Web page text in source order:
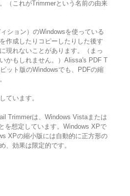
（これがTrimmerという名前の由来
ション）のWindowsを使っている
作成したりコピーしたりした後す
現れないことがあります。（まっ
かもしれません。）Alissa's PDF T
ット版のWindowsでも、PDFの縮
ています。
Trimmerは、Windows Vistaまたは
を想定しています。Windows XPで
XPの縮小版には自動的に正方形の
、効果は限定的です。